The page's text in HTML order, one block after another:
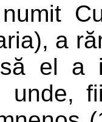
a
el a
unde,